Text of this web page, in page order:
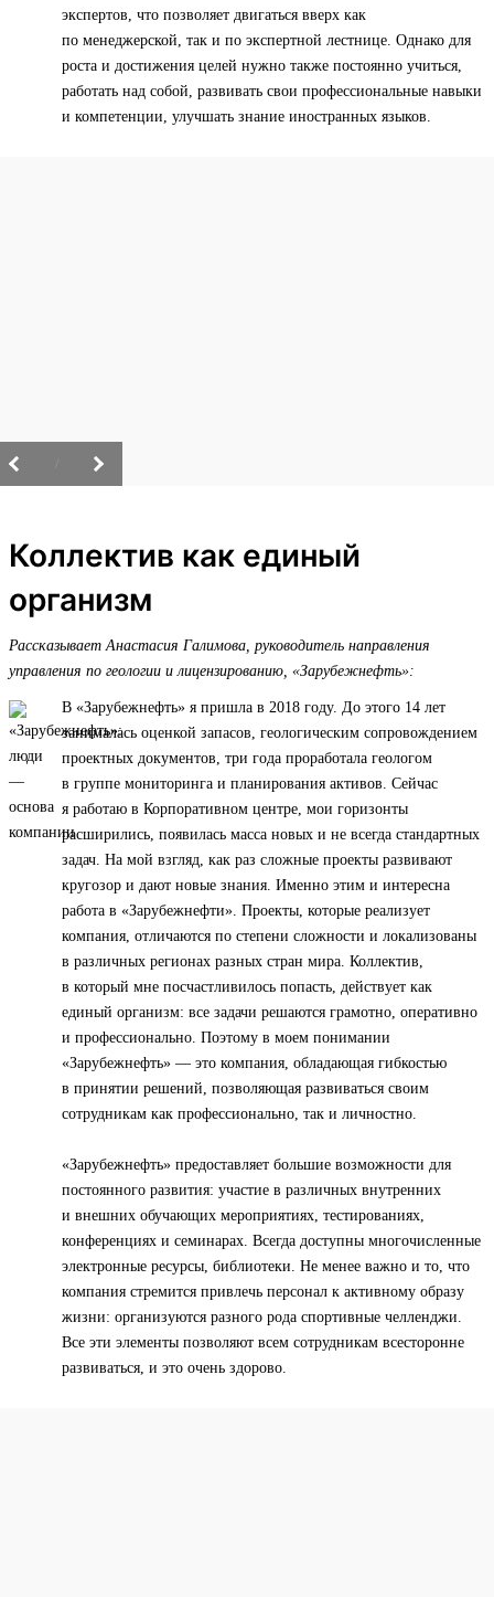
экспертов, что позволяет двигаться вверх как
по менеджерской, так и по экспертной лестнице. Однако для
роста и достижения целей нужно также постоянно учиться,
работать над собой, развивать свои профессиональные навыки
и компетенции, улучшать знание иностранных языков.
Коллектив как единый
организм
Рассказывает Анастасия Галимова, руководитель направления
управления по геологии и лицензированию, «Зарубежнефть»:
В «Зарубежнефть» я пришла в 2018 году. До этого 14 лет
занималась оценкой запасов, геологическим сопровождением
проектных документов, три года проработала геологом
в группе мониторинга и планирования активов. Сейчас
я работаю в Корпоративном центре, мои горизонты
расширились, появилась масса новых и не всегда стандартных
задач. На мой взгляд, как раз сложные проекты развивают
кругозор и дают новые знания. Именно этим и интересна
работа в «Зарубежнефти». Проекты, которые реализует
компания, отличаются по степени сложности и локализованы
в различных регионах разных стран мира. Коллектив,
в который мне посчастливилось попасть, действует как
единый организм: все задачи решаются грамотно, оперативно
и профессионально. Поэтому в моем понимании
«Зарубежнефть» — это компания, обладающая гибкостью
в принятии решений, позволяющая развиваться своим
сотрудникам как профессионально, так и личностно.
«Зарубежнефть» предоставляет большие возможности для
постоянного развития: участие в различных внутренних
и внешних обучающих мероприятиях, тестированиях,
конференциях и семинарах. Всегда доступны многочисленные
электронные ресурсы, библиотеки. Не менее важно и то, что
компания стремится привлечь персонал к активному образу
жизни: организуются разного рода спортивные челленджи.
Все эти элементы позволяют всем сотрудникам всесторонне
развиваться, и это очень здорово.